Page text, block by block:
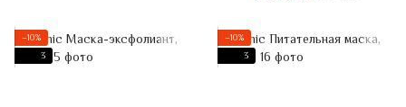
−10%
3
−10%
3